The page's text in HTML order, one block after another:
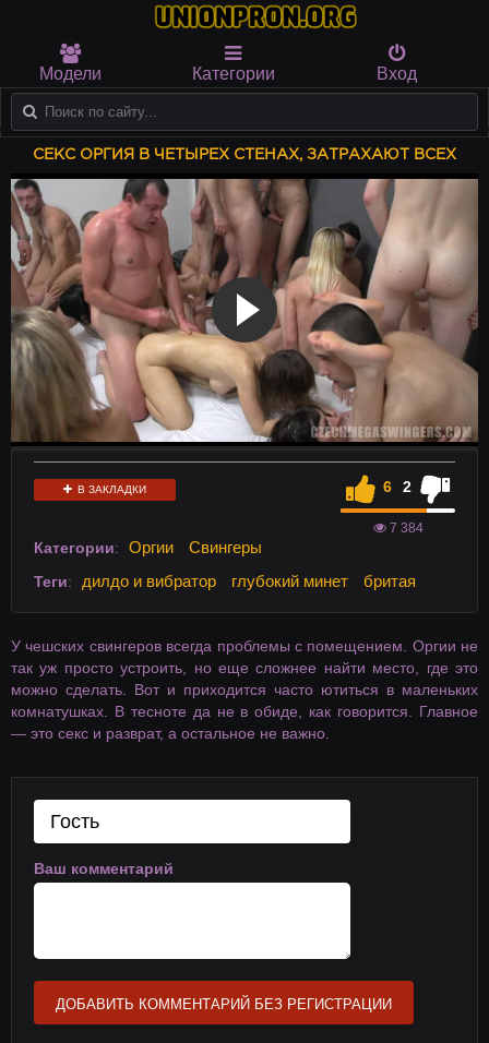
Модели Категории Вход
СЕКС ОРГИЯ В ЧЕТЫРЕХ СТЕНАХ, ЗАТРАХАЮТ ВСЕХ
В ЗАКЛАДКИ 6 2
7 384
Категории: Оргии Свингеры
Теги: дилдо и вибратор глубокий минет бритая
У чешских свингеров всегда проблемы с помещением. Оргии не
так уж просто устроить, но еще сложнее найти место, где это
можно сделать. Вот и приходится часто ютиться в маленьких
комнатушках. В тесноте да не в обиде, как говорится. Главное
— это секс и разврат, а остальное не важно.
Ваш комментарий
ДОБАВИТЬ КОММЕНТАРИЙ БЕЗ РЕГИСТРАЦИИ